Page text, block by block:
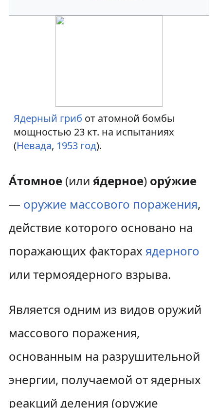
Ядерный гриб от атомной бомбы
мощностью 23 кт. на испытаниях
(Невада, 1953 год).
А́томное(или я́дерное) ору́жие
— оружие массового поражения,
действие которого основано на
поражающих факторах ядерного
или термоядерного взрыва.
Является одним из видов оружий
массового поражения,
основанным на разрушительной
энергии, получаемой от ядерных
реакций деления (оружие